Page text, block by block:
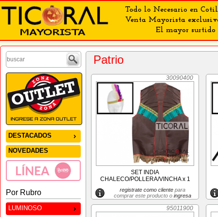
Todo lo Necesario en
Venta Mayorista
El mayor surtido
DESTACADOS
NOVEDADES
Por Rubro
LUMINOSO
Patrio
30090400
SET INDIA
CHALECO/POLLERA/VINCHA x 1
registrate como clientepara
comprar este producto o ingresa
95011900